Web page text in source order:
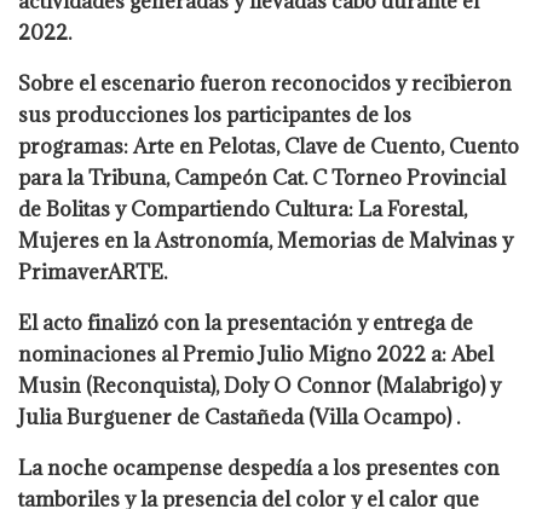
2022.
Sobre el escenario fueron reconocidos y recibieron
sus producciones los participantes de los
programas: Arte en Pelotas, Clave de Cuento, Cuento
para la Tribuna, Campeón Cat. C Torneo Provincial
de Bolitas y Compartiendo Cultura: La Forestal,
Mujeres en la Astronomía, Memorias de Malvinas y
PrimaverARTE.
El acto finalizó con la presentación y entrega de
nominaciones al Premio Julio Migno 2022 a: Abel
Musin (Reconquista), Doly O Connor (Malabrigo) y
Julia Burguener de Castañeda (Villa Ocampo) .
La noche ocampense despedía a los presentes con
tamboriles y la presencia del color y el calor que